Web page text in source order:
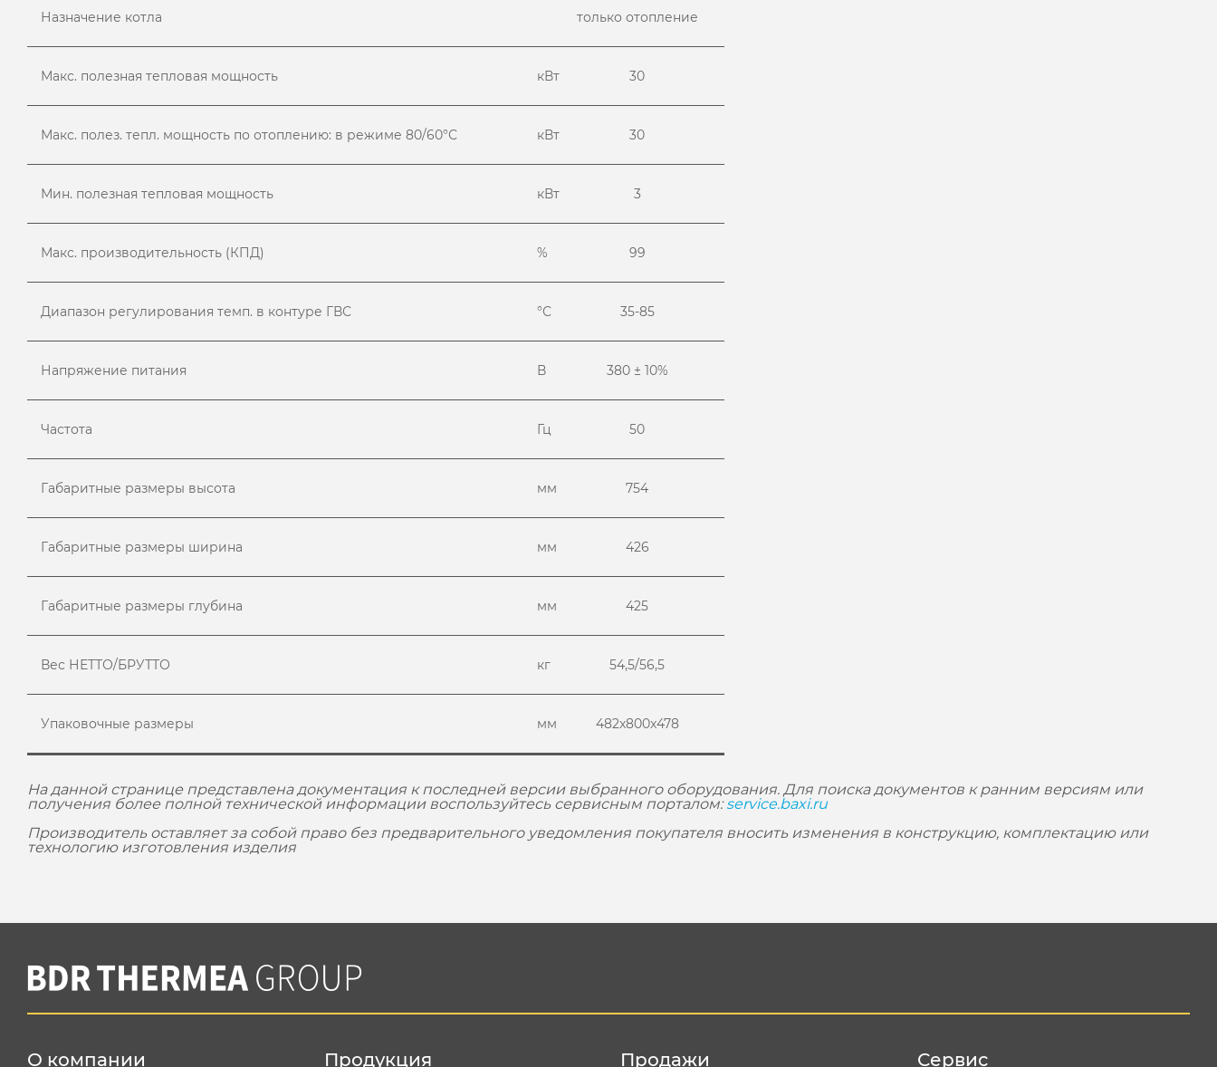
Назначение котла только отопление
Макс. полезная тепловая мощность кВт 30
Макс. полез. тепл. мощность по отоплению: в режиме 80/60°С кВт 30
Мин. полезная тепловая мощность кВт 3
Макс. производительность (КПД) % 99
Диапазон регулирования темп. в контуре ГВС °С 35-85
Напряжение питания В 380 ± 10%
Частота Гц 50
Габаритные размеры высота мм 754
Габаритные размеры ширина мм 426
Габаритные размеры глубина мм 425
Вес НЕТТО/БРУТТО кг 54,5/56,5
Упаковочные размеры мм 482x800x478
На данной странице представлена документация к последней версии выбранного оборудования. Для поиска документов к ранним версиям или
получения более полной технической информации воспользуйтесь сервисным порталом:service.baxi.ru
Производитель оставляет за собой право без предварительного уведомления покупателя вносить изменения в конструкцию, комплектацию или
технологию изготовления изделия
О компании Продукция Продажи Сервис